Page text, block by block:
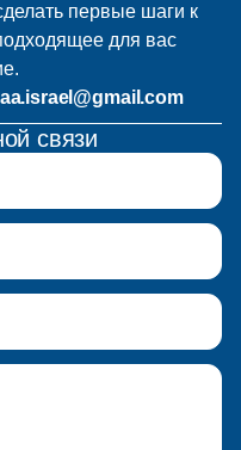
связи
первые шаги к
для вас